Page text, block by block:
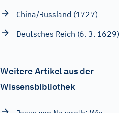
China/Russland (1727)
Deutsches Reich (6. 3. 1629)
Weitere Artikel aus der
Wissensbibliothek